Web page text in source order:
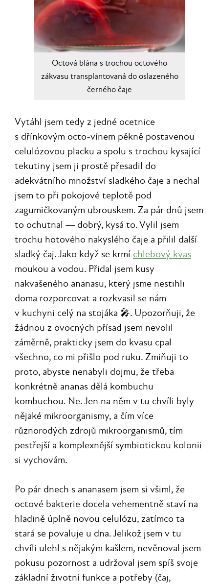
Octová blána s trochou octového
zákvasu transplantovaná do oslazeného
černého čaje
Vytáhl jsem tedy z jedné ocetnice
s dřínkovým octo-vínem pěkně postavenou
celulózovou placku a spolu s trochou kysající
tekutiny jsem ji prostě přesadil do
adekvátního množství sladkého čaje a nechal
jsem to při pokojové teplotě pod
zagumičkovaným ubrouskem. Za pár dnů jsem
to ochutnal — dobrý, kysá to. Vylil jsem
trochu hotového nakyslého čaje a přilil další
sladký čaj. Jako když se krmí chlebový kvas
moukou a vodou. Přidal jsem kusy
nakvašeného ananasu, který jsme nestihli
doma rozporcovat a rozkvasil se nám
v kuchyni celý na stojáka 🎤. Upozorňuji, že
žádnou z ovocných přísad jsem nevolil
záměrně, prakticky jsem do kvasu cpal
všechno, co mi přišlo pod ruku. Zmiňuji to
proto, abyste nenabyli dojmu, že třeba
konkrétně ananas dělá kombuchu
kombuchou. Ne. Jen na něm v tu chvíli byly
nějaké mikroorganismy, a čím více
různorodých zdrojů mikroorganismů, tím
pestřejší a komplexnější symbiotickou kolonii
si vychovám.
Po pár dnech s ananasem jsem si všiml, že
octové bakterie docela vehementně staví na
hladině úplně novou celulózu, zatímco ta
stará se povaluje u dna. Jelikož jsem v tu
chvíli ulehl s nějakým kašlem, nevěnoval jsem
pokusu pozornost a udržoval jsem spíš svoje
základní životní funkce a potřeby (čaj,